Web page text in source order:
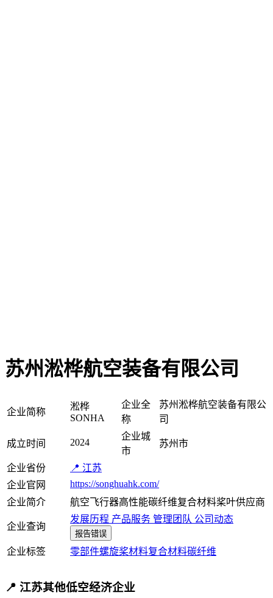
苏州淞桦航空装备有限公司
企业简称
淞桦
SONHA
企业全
称
苏州淞桦航空装备有限公
司
成立时间 2024
企业城
市
苏州市
企业省份
📍 江苏
企业官网
https://songhuahk.com/
企业简介
航空飞行器高性能碳纤维复合材料桨叶供应商
企业查询
发展历程 产品服务 管理团队 公司动态
报告错误
企业标签 零部件螺旋桨材料复合材料碳纤维
📍 江苏其他低空经济企业